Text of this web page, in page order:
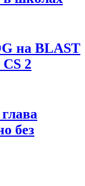
на BLAST
2
без